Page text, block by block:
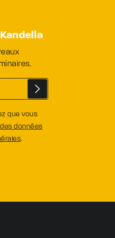
que vous
données
.